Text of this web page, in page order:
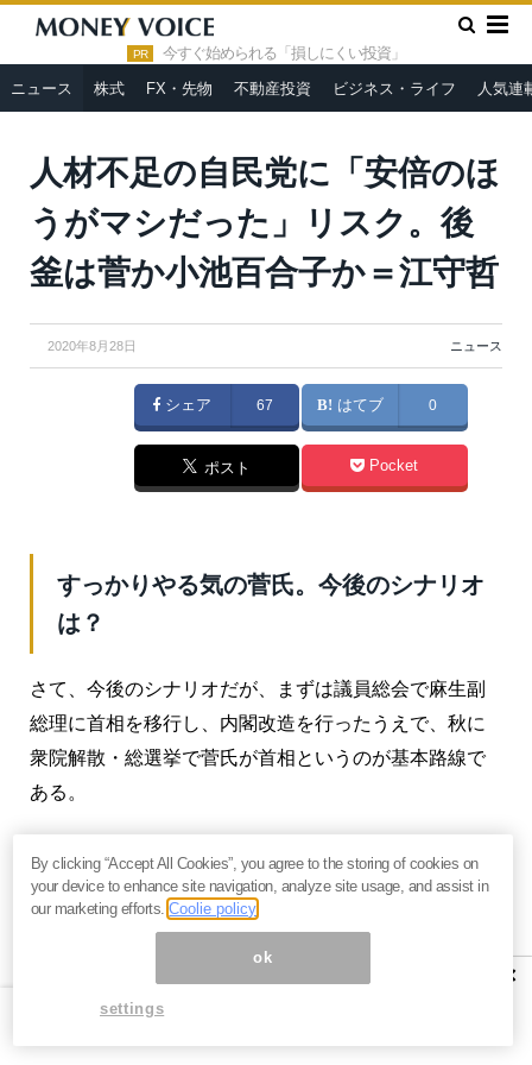
PR 今すぐ始められる「損しにくい投資」
ニュース 株式 FX・先物 不動産投資 ビジネス・ライフ 人気連
HOME » ニュース »
人材不足の自民党に「安倍のほうがマシだ
った」リスク。後釜は菅か小池百合子か＝江守哲
人材不足の自民党に「安倍のほ
うがマシだった」リスク。後
釜は菅か小池百合子か＝江守哲
2020年8月28日 ニュース
シェア 67 はてブ 0
ポスト Pocket
すっかりやる気の菅氏。今後のシナリオ
は？
さて、今後のシナリオだが、まずは議員総会で麻生副
総理に首相を移行し、内閣改造を行ったうえで、秋に
衆院解散・総選挙で菅氏が首相というのが基本路線で
ある。
が、人がいない。岸田氏は論外であり、石破氏は現政
権から完全に嫌われている。
結局は、現政権のきわめて限られた人間で政治が決め
られているのである。民主主義など存在しないのが、
×
By clicking “Accept All Cookies”, you agree to the storing of cookies on
your device to enhance site navigation, analyze site usage, and assist in
our marketing efforts.Coolie policy
ok
settings